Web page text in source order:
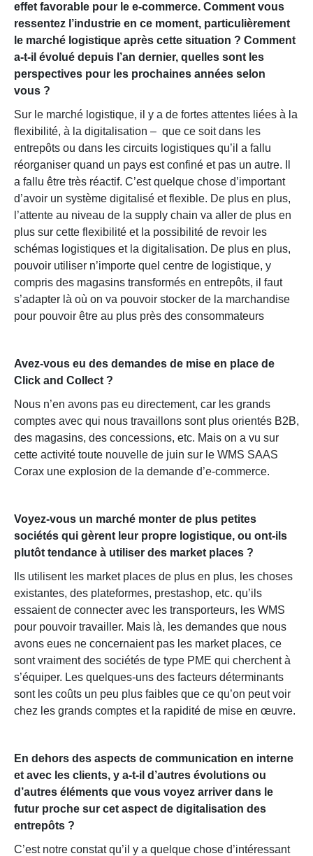
effet favorable pour le e-commerce. Comment vous
ressentez l’industrie en ce moment, particulièrement
le marché logistique après cette situation ? Comment
a-t-il évolué depuis l’an dernier, quelles sont les
perspectives pour les prochaines années selon
vous ?
Sur le marché logistique, il y a de fortes attentes liées à la
flexibilité, à la digitalisation – que ce soit dans les
entrepôts ou dans les circuits logistiques qu’il a fallu
réorganiser quand un pays est confiné et pas un autre. Il
a fallu être très réactif. C’est quelque chose d’important
d’avoir un système digitalisé et flexible. De plus en plus,
l’attente au niveau de la supply chain va aller de plus en
plus sur cette flexibilité et la possibilité de revoir les
schémas logistiques et la digitalisation. De plus en plus,
pouvoir utiliser n’importe quel centre de logistique, y
compris des magasins transformés en entrepôts, il faut
s’adapter là où on va pouvoir stocker de la marchandise
pour pouvoir être au plus près des consommateurs
Avez-vous eu des demandes de mise en place de
Click and Collect ?
Nous n’en avons pas eu directement, car les grands
comptes avec qui nous travaillons sont plus orientés B2B,
des magasins, des concessions, etc. Mais on a vu sur
cette activité toute nouvelle de juin sur le WMS SAAS
Corax une explosion de la demande d’e-commerce.
Voyez-vous un marché monter de plus petites
sociétés qui gèrent leur propre logistique, ou ont-ils
plutôt tendance à utiliser des market places ?
Ils utilisent les market places de plus en plus, les choses
existantes, des plateformes, prestashop, etc. qu’ils
essaient de connecter avec les transporteurs, les WMS
pour pouvoir travailler. Mais là, les demandes que nous
avons eues ne concernaient pas les market places, ce
sont vraiment des sociétés de type PME qui cherchent à
s’équiper. Les quelques-uns des facteurs déterminants
sont les coûts un peu plus faibles que ce qu’on peut voir
chez les grands comptes et la rapidité de mise en œuvre.
En dehors des aspects de communication en interne
et avec les clients, y a-t-il d’autres évolutions ou
d’autres éléments que vous voyez arriver dans le
futur proche sur cet aspect de digitalisation des
entrepôts ?
C’est notre constat qu’il y a quelque chose d’intéressant